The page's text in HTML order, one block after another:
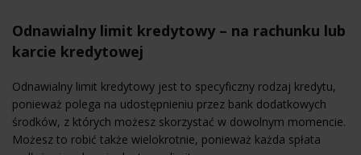
Odnawialny limit kredytowy – na rachunku lub
karcie kredytowej
Odnawialny limit kredytowy jest to specyficzny rodzaj kredytu,
ponieważ polega na udostępnieniu przez bank dodatkowych
środków, z których możesz skorzystać w dowolnym momencie.
Możesz to robić także wielokrotnie, ponieważ każda spłata